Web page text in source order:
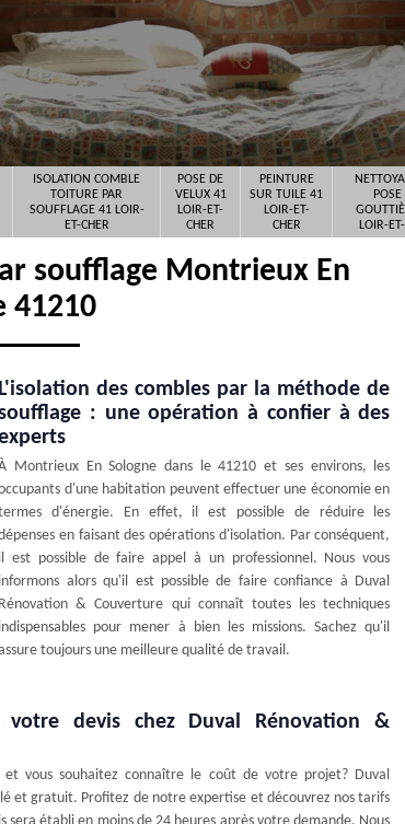
ISOLATION COMBLE
TOITURE PAR
SOUFFLAGE 41 LOIR-
ET-CHER
POSE DE
VELUX 41
LOIR-ET-
CHER
PEINTURE
SUR TUILE 41
LOIR-ET-
CHER
POSE
LOIR-
soufflage Montrieux En
41210
L'isolation des combles par la méthode de
: une opération à confier à des
Montrieux En Sologne dans le 41210 et ses environs, les
d'une habitation peuvent effectuer une économie en
d'énergie. En effet, il est possible de réduire les
en faisant des opérations d'isolation. Par conséquent,
il est possible de faire appel à un professionnel. Nous vous
informons alors qu'il est possible de faire confiance à Duval
Rénovation & Couverture qui connaît toutes les techniques
indispensables pour mener à bien les missions. Sachez qu'il
toujours une meilleure qualité de travail.
devis chez Duval Rénovation &
et vous souhaitez connaître le coût de votre projet? Duval
et gratuit. Profitez de notre expertise et découvrez nos tarifs